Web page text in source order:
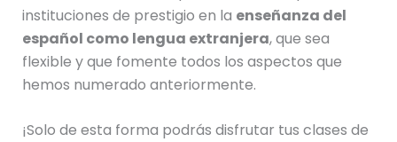
instituciones de prestigio en la enseñanza del
español como lengua extranjera, que sea
flexible y que fomente todos los aspectos que
hemos numerado anteriormente.
¡Solo de esta forma podrás disfrutar tus clases de